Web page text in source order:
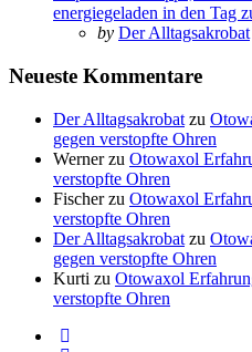
energiegeladen in den Tag
Posted
by Der Alltagsakrobat
Neueste Kommentare
Der Alltagsakrobat zu
gegen verstopfte Ohren
Wernerzu Otowaxol
verstopfte Ohren
Fischerzu Otowaxol
verstopfte Ohren
Der Alltagsakrobat zu
gegen verstopfte Ohren
Kurti zu Otowaxol
verstopfte Ohren